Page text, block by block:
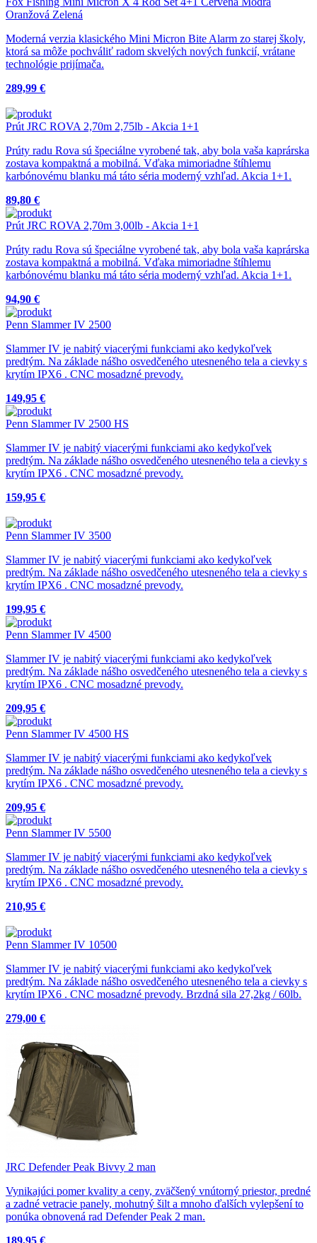
Oranžová Zelená
Moderná verzia klasického Mini Micron Bite Alarm zo starej školy,
ktorá sa môže pochváliť radom skvelých nových funkcií, vrátane
technológie prijímača.
289,99 €
Prút JRC ROVA 2,70m 2,75lb - Akcia 1+1
Prúty radu Rova sú špeciálne vyrobené tak, aby bola vaša kaprárska
zostava kompaktná a mobilná. Vďaka mimoriadne štíhlemu
karbónovému blanku má táto séria moderný vzhľad. Akcia 1+1.
89,80 €
Prút JRC ROVA 2,70m 3,00lb - Akcia 1+1
Prúty radu Rova sú špeciálne vyrobené tak, aby bola vaša kaprárska
zostava kompaktná a mobilná. Vďaka mimoriadne štíhlemu
karbónovému blanku má táto séria moderný vzhľad. Akcia 1+1.
94,90 €
Penn Slammer IV 2500
Slammer IV je nabitý viacerými funkciami ako kedykoľvek
predtým. Na základe nášho osvedčeného utesneného tela a cievky s
krytím IPX6 . CNC mosadzné prevody.
149,95 €
Penn Slammer IV 2500 HS
Slammer IV je nabitý viacerými funkciami ako kedykoľvek
predtým. Na základe nášho osvedčeného utesneného tela a cievky s
krytím IPX6 . CNC mosadzné prevody.
159,95 €
Penn Slammer IV 3500
Slammer IV je nabitý viacerými funkciami ako kedykoľvek
predtým. Na základe nášho osvedčeného utesneného tela a cievky s
krytím IPX6 . CNC mosadzné prevody.
199,95 €
Penn Slammer IV 4500
Slammer IV je nabitý viacerými funkciami ako kedykoľvek
predtým. Na základe nášho osvedčeného utesneného tela a cievky s
krytím IPX6 . CNC mosadzné prevody.
209,95 €
Penn Slammer IV 4500 HS
Slammer IV je nabitý viacerými funkciami ako kedykoľvek
predtým. Na základe nášho osvedčeného utesneného tela a cievky s
krytím IPX6 . CNC mosadzné prevody.
209,95 €
Penn Slammer IV 5500
Slammer IV je nabitý viacerými funkciami ako kedykoľvek
predtým. Na základe nášho osvedčeného utesneného tela a cievky s
krytím IPX6 . CNC mosadzné prevody.
210,95 €
Penn Slammer IV 10500
Slammer IV je nabitý viacerými funkciami ako kedykoľvek
predtým. Na základe nášho osvedčeného utesneného tela a cievky s
krytím IPX6 . CNC mosadzné prevody. Brzdná sila 27,2kg / 60lb.
279,00 €
JRC Defender Peak Bivvy 2 man
Vynikajúci pomer kvality a ceny, zväčšený vnútorný priestor, predné
a zadné vetracie panely, mohutný šilt a mnoho ďalších vylepšení to
ponúka obnovená rad Defender Peak 2 man.
189,95 €